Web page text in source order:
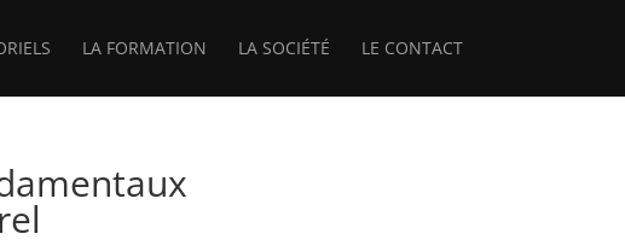
LA FORMATION LA SOCIÉTÉ LE CONTACT